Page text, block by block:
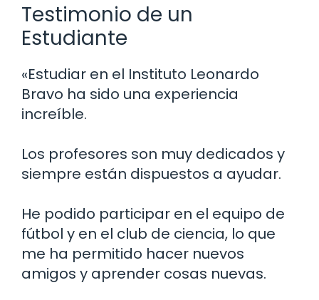
Testimonio de un
Estudiante
«Estudiar en el Instituto Leonardo
Bravo ha sido una experiencia
increíble.
Los profesores son muy dedicados y
siempre están dispuestos a ayudar.
He podido participar en el equipo de
fútbol y en el club de ciencia, lo que
me ha permitido hacer nuevos
amigos y aprender cosas nuevas.